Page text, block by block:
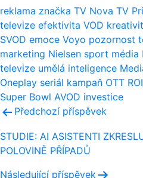
reklama značka TV Nova TV
televize efektivita VOD
SVOD emoce Voyo pozornost
marketing Nielsen sport média
televize umělá inteligence
Oneplay seriál kampaň OTT ROI
Super Bowl AVOD investice
Navigace
pro
příspěvek
Předchozí příspěvek
STUDIE: AI ASISTENTI
POLOVINĚ PŘÍPADŮ
Následující příspěvek